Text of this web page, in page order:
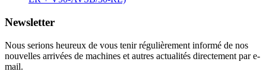
Newsletter
Nous serions heureux de vous tenir régulièrement informé de nos
nouvelles arrivées de machines et autres actualités directement par e-
mail.